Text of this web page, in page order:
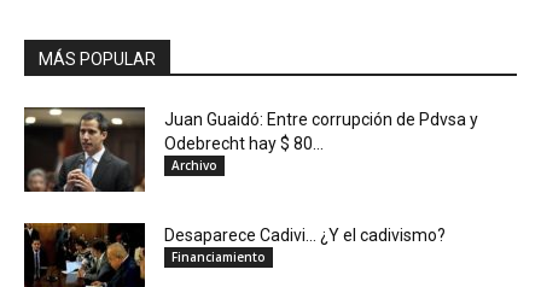
MÁS POPULAR
Juan Guaidó: Entre corrupción de Pdvsa y
Odebrecht hay $ 80...
Archivo
Desaparece Cadivi… ¿Y el cadivismo?
Financiamiento